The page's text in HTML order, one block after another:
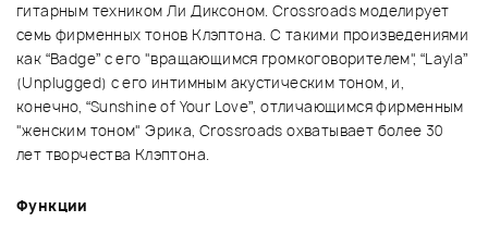
гитарным техником Ли Диксоном. Crossroads моделирует
семь фирменных тонов Клэптона. С такими произведениями
как “Badge” с его "вращающимся громкоговорителем", “Layla”
(Unplugged) с его интимным акустическим тоном, и,
конечно, “Sunshine of Your Love”, отличающимся фирменным
"женским тоном" Эрика, Crossroads охватывает более 30
лет творчества Клэптона.
Функции